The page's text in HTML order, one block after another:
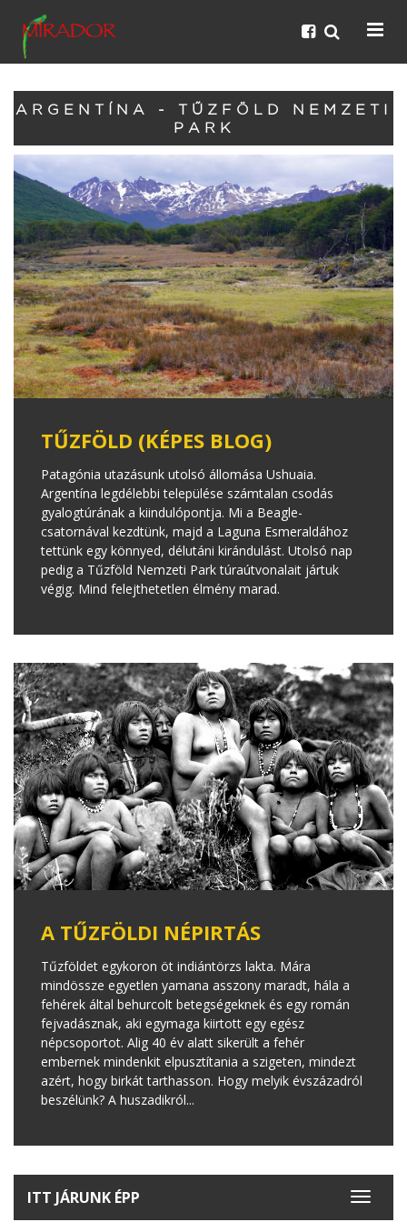
ARGENTÍNA - TŰZFÖLD NEMZETI
PARK
TŰZFÖLD (KÉPES BLOG)
Patagónia utazásunk utolsó állomása Ushuaia.
Argentína legdélebbi települése számtalan csodás
gyalogtúrának a kiindulópontja. Mi a Beagle-
csatornával kezdtünk, majd a Laguna Esmeraldához
tettünk egy könnyed, délutáni kirándulást. Utolsó nap
pedig a Tűzföld Nemzeti Park túraútvonalait jártuk
végig. Mind felejthetetlen élmény marad.
A TŰZFÖLDI NÉPIRTÁS
Tűzföldet egykoron öt indiántörzs lakta. Mára
mindössze egyetlen yamana asszony maradt, hála a
fehérek által behurcolt betegségeknek és egy román
fejvadásznak, aki egymaga kiirtott egy egész
népcsoportot. Alig 40 év alatt sikerült a fehér
embernek mindenkit elpusztítania a szigeten, mindezt
azért, hogy birkát tarthasson. Hogy melyik évszázadról
beszélünk? A huszadikról...
Toggle
ITT JÁRUNK ÉPP